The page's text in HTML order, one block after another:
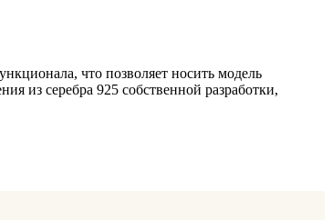
что позволяет носить модель
из серебра 925 собственной разработки,